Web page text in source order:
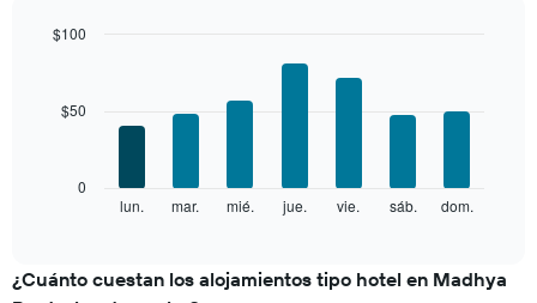
mes
muestra
El
el
lun. mar. mié. jue. vie. sáb. dom.
0
$50
$100
¿Cuánto cuestan los alojamientos tipo hotel en Madhya